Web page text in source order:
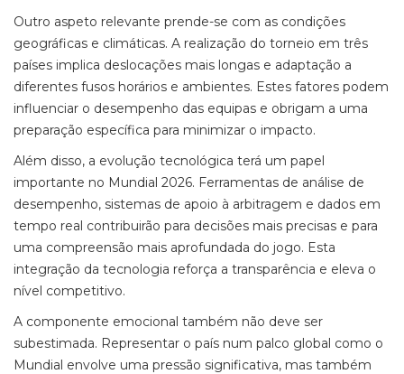
Outro aspeto relevante prende-se com as condições
geográficas e climáticas. A realização do torneio em três
países implica deslocações mais longas e adaptação a
diferentes fusos horários e ambientes. Estes fatores podem
influenciar o desempenho das equipas e obrigam a uma
preparação específica para minimizar o impacto.
Além disso, a evolução tecnológica terá um papel
importante no Mundial 2026. Ferramentas de análise de
desempenho, sistemas de apoio à arbitragem e dados em
tempo real contribuirão para decisões mais precisas e para
uma compreensão mais aprofundada do jogo. Esta
integração da tecnologia reforça a transparência e eleva o
nível competitivo.
A componente emocional também não deve ser
subestimada. Representar o país num palco global como o
Mundial envolve uma pressão significativa, mas também